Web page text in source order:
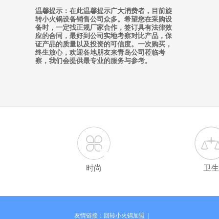
温馨提示：在此温馨提示广大消费者，目前旋
转小火锅设备销售公司众多。希望您在采购设
备时，一定找正规厂家合作，签订具有法律效
应的合同，最好到公司实地考察对比产品，保
证产品的质量以及投资的可信度。一次购买，
终生放心，欢迎各地朋友来青岛公司莅临考
察，我们会提供最专业的服务与参考。
时尚 卫生
友情链接： 回转小火锅加盟 |